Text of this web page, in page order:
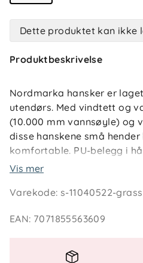
Dette produktet kan ikke
Produktbeskrivelse
Nordmarka hansker er
utendørs. Med vindtett og
(10.000 mm vannsøyle) og
disse hanskene små
komfortable. PU-belegg i
og justeringsmulighet i
Egenskaper og vedlikehold
håndflate: PU, fôr og
Vis mer
Varekode:s-11040522-grass
EAN: 7071855563609